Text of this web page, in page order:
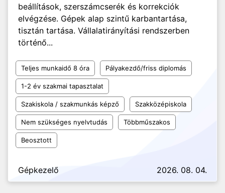
beállítások, szerszámcserék és korrekciók
elvégzése. Gépek alap szintű karbantartása,
tisztán tartása. Vállalatirányítási rendszerben
történő...
Teljes munkaidő 8 óra Pályakezdő/friss diplomás
1-2 év szakmai tapasztalat
Szakiskola / szakmunkás képző Szakközépiskola
Nem szükséges nyelvtudás Többműszakos
Beosztott
Gépkezelő 2026. 08. 04.